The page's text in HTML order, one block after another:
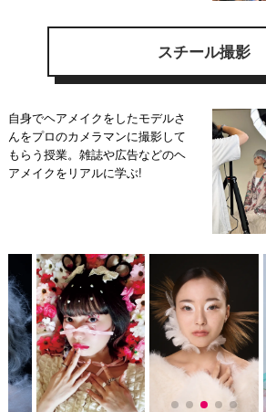
スチール撮影
自身でヘアメイクをしたモデルさ
んをプロのカメラマンに撮影して
もらう授業。雑誌や広告などのヘ
アメイクをリアルに学ぶ!